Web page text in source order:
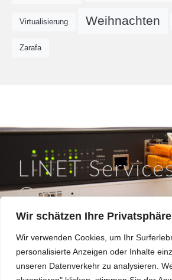
Wir schätzen Ihre Privatsphäre
Wir verwenden Cookies, um Ihr
personalisierte Anzeigen oder Inhalte
unseren Datenverkehr zu analysieren.
Virtualisierung Weihnachten
Zarafa
LINET
GmbH
So läuft IT in Braunschweig.
Hinter dem Turme 12a, 38114
0531 / 180508 0
info@linet.de